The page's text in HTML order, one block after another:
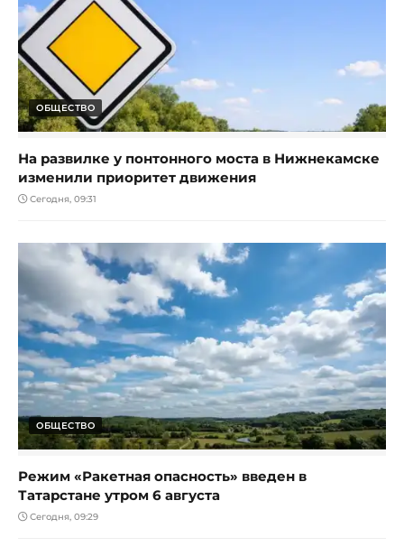
ОБЩЕСТВО
На развилке у понтонного моста в Нижнекамске
изменили приоритет движения
Сегодня, 09:31
ОБЩЕСТВО
Режим «Ракетная опасность» введен в
Татарстане утром 6 августа
Сегодня, 09:29